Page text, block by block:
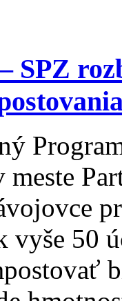
SPZ
vyše 50